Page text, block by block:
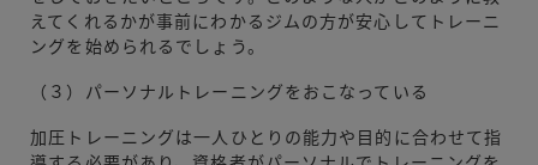
えてくれるかが事前にわかるジムの方が安心してトレーニ
ングを始められるでしょう。
（３）パーソナルトレーニングをおこなっている
加圧トレーニングは一人ひとりの能力や目的に合わせて指